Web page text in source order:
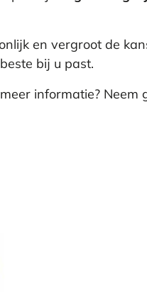
en vergroot de
bij u past.
informatie? Neem